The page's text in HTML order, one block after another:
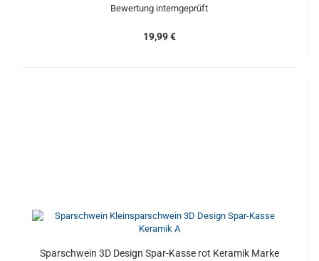
Bewertung interngeprüft
19,99 €
Sparschwein 3D Design Spar-Kasse rot Keramik Marke